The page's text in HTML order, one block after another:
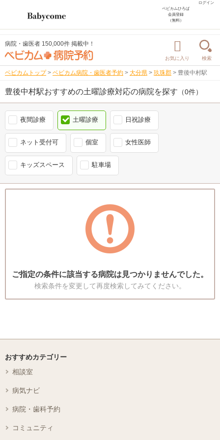
ログイン
ベビカムひろば
会員登録
（無料）
病院・歯医者 150,000件 掲載中！
お気に入り 検索
ベビカムトップ > ベビカム病院・歯医者予約 > 大分県 > 玖珠郡 > 豊後中村駅
豊後中村駅おすすめの土曜診療対応の病院を探す （0件）
夜間診療 土曜診療 日祝診療
ネット受付可 個室 女性医師
キッズスペース 駐車場
ご指定の条件に該当する病院は見つかりませんでした。
検索条件を変更して再度検索してみてください。
おすすめカテゴリー
相談室
病気ナビ
病院・歯科予約
コミュニティ